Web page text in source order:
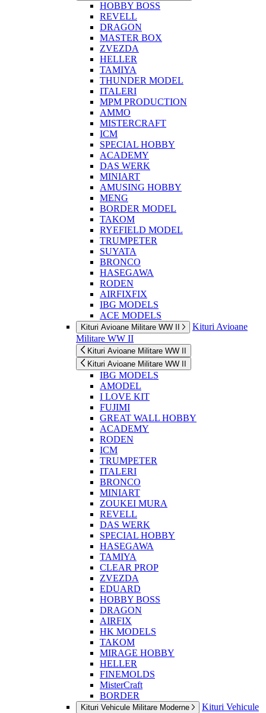
HOBBY BOSS
REVELL
DRAGON
MASTER BOX
ZVEZDA
HELLER
TAMIYA
THUNDER MODEL
ITALERI
MPM PRODUCTION
AMMO
MISTERCRAFT
ICM
SPECIAL HOBBY
ACADEMY
DAS WERK
MINIART
AMUSING HOBBY
MENG
BORDER MODEL
TAKOM
RYEFIELD MODEL
TRUMPETER
SUYATA
BRONCO
HASEGAWA
RODEN
AIRFIXFIX
IBG MODELS
ACE MODELS
Kituri Avioane Militare WW II
Kituri Avioane
Militare WW II
Kituri Avioane Militare WW II
Kituri Avioane Militare WW II
IBG MODELS
AMODEL
I LOVE KIT
FUJIMI
GREAT WALL HOBBY
ACADEMY
RODEN
ICM
TRUMPETER
ITALERI
BRONCO
MINIART
ZOUKEI MURA
REVELL
DAS WERK
SPECIAL HOBBY
HASEGAWA
TAMIYA
CLEAR PROP
ZVEZDA
EDUARD
HOBBY BOSS
DRAGON
AIRFIX
HK MODELS
TAKOM
MIRAGE HOBBY
HELLER
FINEMOLDS
MisterCraft
BORDER
Kituri Vehicule Militare Moderne
Kituri Vehicule